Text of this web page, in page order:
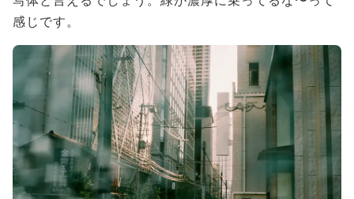
感じです。